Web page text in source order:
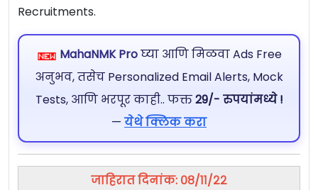
Recruitments.
MahaNMK Proघ्या आणि मिळवा Ads Free
अनुभव, तसेच Personalized Email Alerts, Mock
Tests, आणि भरपूर काही.. फक्त29/- रुपयांमध्ये !
— येथे क्लिक करा
जाहिरात दिनांक: ०८/११/२२